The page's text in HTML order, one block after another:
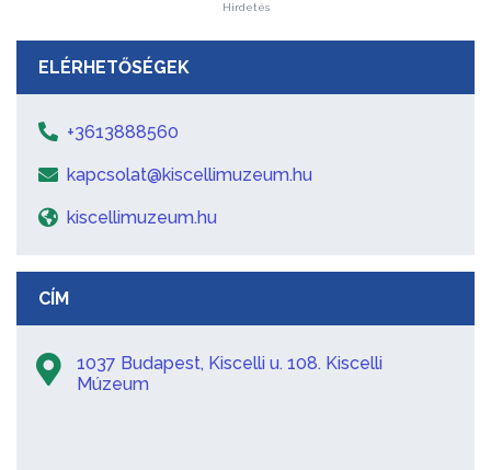
Hirdetés
ELÉRHETŐSÉGEK
+3613888560
kapcsolat@kiscellimuzeum.hu
kiscellimuzeum.hu
CÍM
1037 Budapest, Kiscelli u. 108. Kiscelli
Múzeum